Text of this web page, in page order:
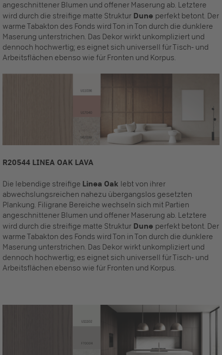
angeschnittener Blumen und offener Maserung ab. Letztere
wird durch die streifige matte Struktur Dune perfekt betont. Der
warme Tabakton des Fonds wird Ton in Ton durch die dunklere
Maserung unterstrichen. Das Dekor wirkt unkompliziert und
dennoch hochwertig; es eignet sich universell für Tisch- und
Arbeitsflächen ebenso wie für Fronten und Korpus.
R20544 LINEA OAK LAVA
Die lebendige streifige Linea Oak lebt von ihrer
abwechslungsreichen nahezu übergangslos gesetzten
Plankung. Filigrane Bereiche wechseln sich mit Partien
angeschnittener Blumen und offener Maserung ab. Letztere
wird durch die streifige matte Struktur Dune perfekt betont. Der
warme Tabakton des Fonds wird Ton in Ton durch die dunklere
Maserung unterstrichen. Das Dekor wirkt unkompliziert und
dennoch hochwertig; es eignet sich universell für Tisch- und
Arbeitsflächen ebenso wie für Fronten und Korpus.